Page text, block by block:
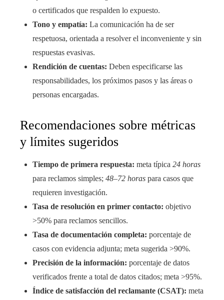
o certificados que respalden lo expuesto.
Tono y empatía: La comunicación ha de ser
respetuosa, orientada a resolver el inconveniente y sin
respuestas evasivas.
Rendición de cuentas: Deben especificarse las
responsabilidades, los próximos pasos y las áreas o
personas encargadas.
Recomendaciones sobre métricas
y límites sugeridos
Tiempo de primera respuesta: meta típica 24 horas
para reclamos simples; 48–72 horas para casos que
requieren investigación.
Tasa de resolución en primer contacto: objetivo
>50% para reclamos sencillos.
Tasa de documentación completa: porcentaje de
casos con evidencia adjunta; meta sugerida >90%.
Precisión de la información: porcentaje de datos
verificados frente a total de datos citados; meta >95%.
Índice de satisfacción del reclamante (CSAT): meta